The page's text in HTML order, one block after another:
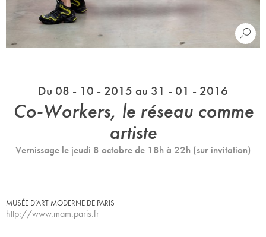
Du 08 - 10 - 2015 au 31 - 01 - 2016
Co-Workers, le réseau comme
artiste
Vernissage le jeudi 8 octobre de 18h à 22h (sur invitation)
MUSÉE D’ART MODERNE DE PARIS
http://www.mam.paris.fr